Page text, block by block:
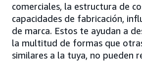
comerciales, la estructura de
capacidades de fabricación,
de marca. Estos te ayudan a
la multitud de formas que
similares a la tuya, no pueden